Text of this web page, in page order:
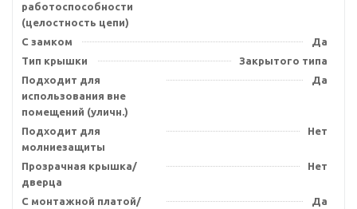
работоспособности
(целостность цепи)
С замком
Да
Тип крышки
Закрытого типа
Подходит для
использования вне
помещений (уличн.)
Да
Подходит для
молниезащиты
Нет
Прозрачная крышка/
дверца
Нет
С монтажной платой/
Да